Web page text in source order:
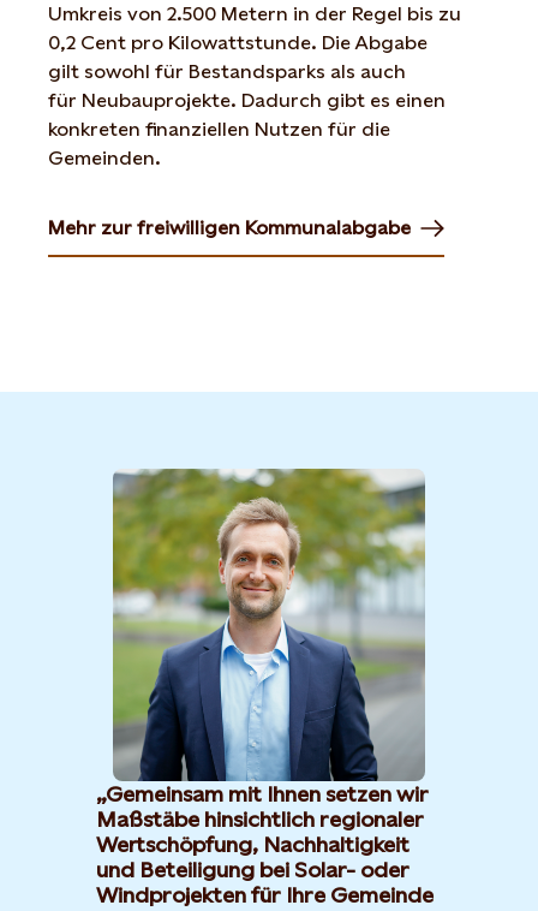
Umkreis von 2.500 Metern in der Regel bis zu
0,2 Cent pro Kilowattstunde. Die Abgabe
gilt sowohl für Bestandsparks als auch
für Neubauprojekte. Dadurch gibt es einen
konkreten finanziellen Nutzen für die
Gemeinden.
Mehr zur freiwilligen Kommunalabgabe
Gemeinsam mit Ihnen setzen wir
Maßstäbe hinsichtlich regionaler
Wertschöpfung, Nachhaltigkeit
und Beteiligung bei Solar- oder
Windprojekten für Ihre Gemeinde